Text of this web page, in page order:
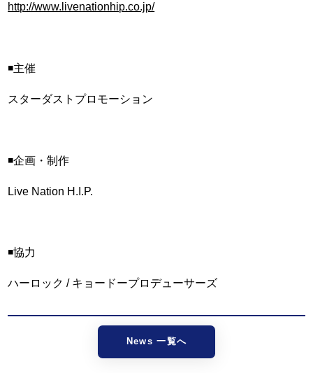
http://www.livenationhip.co.jp/
◾️主催
スターダストプロモーション
◾️企画・制作
Live Nation H.I.P.
◾️協力
ハーロック / キョードープロデューサーズ
News 一覧へ